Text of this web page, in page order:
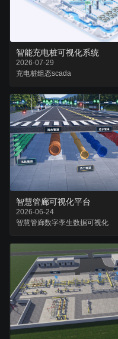
智能充电桩可视化系统
2026-07-29
充电桩组态scada
智慧管廊可视化平台
2026-06-24
智慧管廊数字孪生数据可视化